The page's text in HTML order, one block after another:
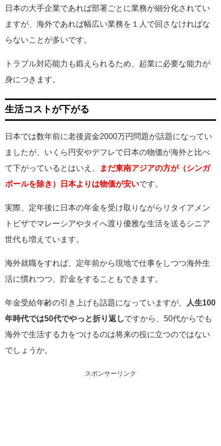
日本の大手企業であれば部署ごとに業務が細分化されてい
ますが、海外であれば幅広い業務を１人で回さなければな
らないことが多いです。
トラブル対応能力も鍛えられるため、起業に必要な能力が
身につきます。
生活コストが下がる
日本では数年前に老後資金2000万円問題が話題になってい
ましたが、いくら円安やデフレで日本の物価が海外と比べ
て下がっているとはいえ、
まだ東南アジアの方が（シンガ
ポールを除き）日本よりは物価が安いです。
実際、定年後に日本の年金を受け取りながらリタイアメン
トビザでマレーシアやタイへ渡り優雅な生活を送るシニア
世代も増えています。
海外就職をすれば、定年前から現地で仕事をしつつ海外生
活に慣れつつ、貯金をすることもできます。
年金受給年齢の引き上げも話題になっていますが、
人生100
年時代では50代でやっと折り返しですから、50代からでも
海外で生活する力をつけるのは将来の役に立つのではない
でしょうか。
スポンサーリンク